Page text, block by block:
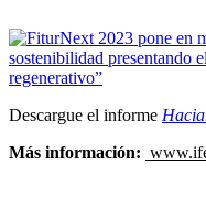
Descargue el informe
Más información: